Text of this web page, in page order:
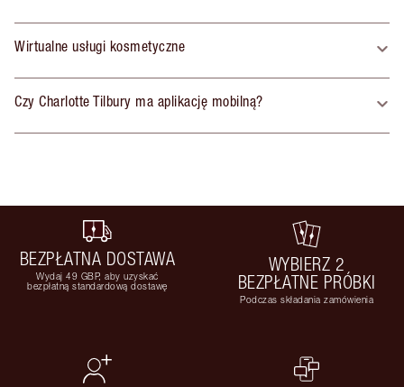
Wirtualne usługi kosmetyczne
Czy Charlotte Tilbury ma aplikację mobilną?
BEZPŁATNA DOSTAWA
Wydaj 49 GBP, aby uzyskać
bezpłatną standardową dostawę
WYBIERZ 2
BEZPŁATNE PRÓBKI
Podczas składania zamówienia